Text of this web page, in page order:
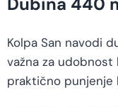
Kolpa San navodi
važna za udobnost
praktično punjenje